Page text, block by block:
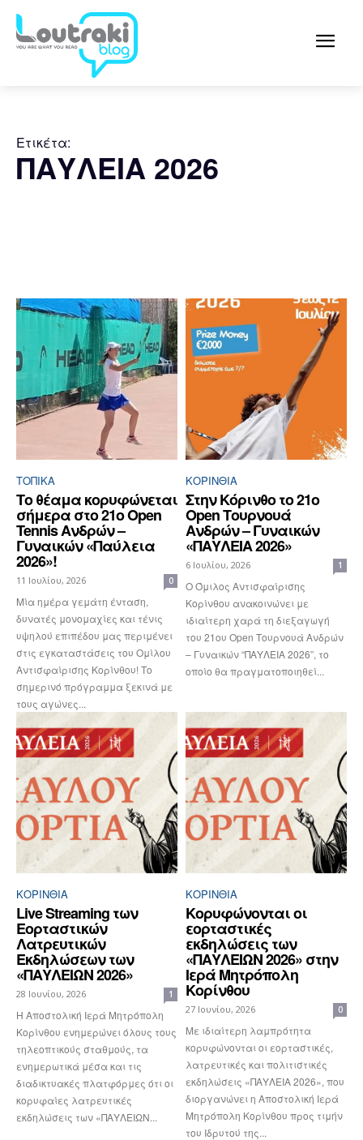
Ετικέτα:
ΠΑΥΛΕΙΑ 2026
ΤΟΠΙΚΑ
Το θέαμα κορυφώνεται
σήμερα στο 21ο Open
Tennis Ανδρών –
Γυναικών «Παύλεια
2026»!
11 Ιουλίου, 2026 0
Μία ημέρα γεμάτη ένταση,
δυνατές μονομαχίες και τένις
υψηλού επιπέδου μας περιμένει
στις εγκαταστάσεις του Ομίλου
Αντισφαίρισης Κορίνθου! Το
σημερινό πρόγραμμα ξεκινά με
τους αγώνες...
ΚΟΡΙΝΘΊΑ
Στην Κόρινθο το 21ο
Open Τουρνουά
Ανδρών – Γυναικών
«ΠΑΥΛΕΙΑ 2026»
6 Ιουλίου, 2026 1
Ο Όμιλος Αντισφαίρισης
Κορίνθου ανακοινώνει με
ιδιαίτερη χαρά τη διεξαγωγή
του 21ου Open Τουρνουά Ανδρών
– Γυναικών “ΠΑΥΛΕΙΑ 2026”, το
οποίο θα πραγματοποιηθεί...
ΚΟΡΙΝΘΊΑ
Live Streaming των
Εορταστικών
Λατρευτικών
Εκδηλώσεων των
«ΠΑΥΛΕΙΩΝ 2026»
28 Ιουνίου, 2026 1
Η Αποστολική Ιερά Μητρόπολη
Κορίνθου ενημερώνει όλους τους
τηλεοπτικούς σταθμούς, τα
ενημερωτικά μέσα και τις
διαδικτυακές πλατφόρμες ότι οι
κορυφαίες λατρευτικές
εκδηλώσεις των «ΠΑΥΛΕΙΩΝ...
ΚΟΡΙΝΘΊΑ
Κορυφώνονται οι
εορταστικές
εκδηλώσεις των
«ΠΑΥΛΕΙΩΝ 2026» στην
Ιερά Μητρόπολη
Κορίνθου
27 Ιουνίου, 2026 0
Με ιδιαίτερη λαμπρότητα
κορυφώνονται οι εορταστικές,
λατρευτικές και πολιτιστικές
εκδηλώσεις «ΠΑΥΛΕΙΑ 2026», που
διοργανώνει η Αποστολική Ιερά
Μητρόπολη Κορίνθου προς τιμήν
του Ιδρυτού της...